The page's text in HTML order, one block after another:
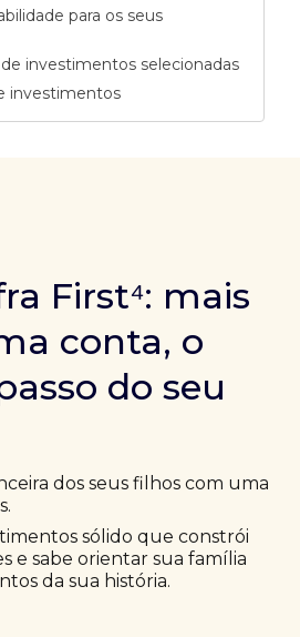
para os seus
investimentos selecionadas
investimentos
First⁴: mais
conta, o
do seu
dos seus filhos com uma
sólido que constrói
e sabe orientar sua família
da sua história.